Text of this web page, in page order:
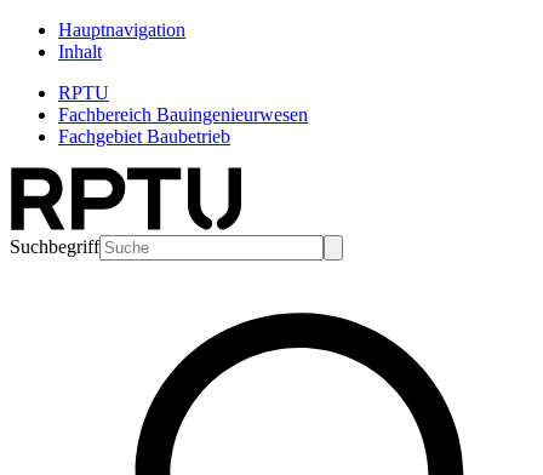
Hauptnavigation
Inhalt
RPTU
Fachbereich Bauingenieurwesen
Fachgebiet Baubetrieb
Suchbegriff